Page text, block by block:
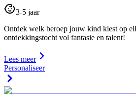
3-5 jaar
Ontdek welk beroep jouw kind kiest op
ontdekkingstocht vol fantasie en talent!
Lees meer
Personaliseer